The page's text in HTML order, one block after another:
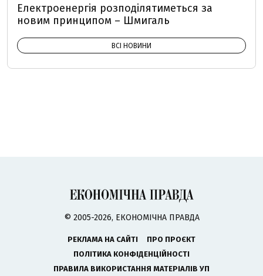
Електроенергія розподілятиметься за
новим принципом – Шмигаль
ВСІ НОВИНИ
© 2005-2026, ЕКОНОМІЧНА ПРАВДА
РЕКЛАМА НА САЙТІ
ПРО ПРОЄКТ
ПОЛІТИКА КОНФІДЕНЦІЙНОСТІ
ПРАВИЛА ВИКОРИСТАННЯ МАТЕРІАЛІВ УП